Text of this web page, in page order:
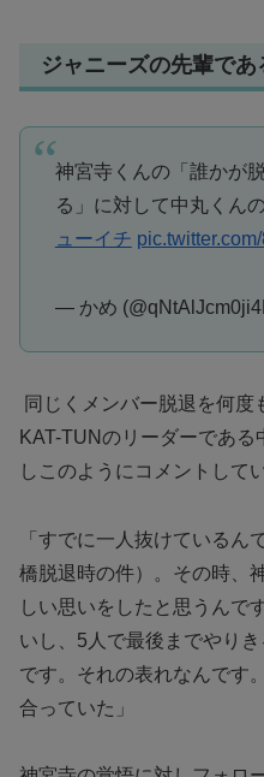
ジャニーズの先輩であ
神宮寺くんの「誰かが
る」に対して中丸くん
ューイチ
— かめ
同じくメンバー脱退を何度
KAT-TUNのリーダーであ
しこのようにコメントして
「すでに一人抜けているん
橋脱退時の件）。その時、
しい思いをしたと思うんで
いし、5人で最後までやり
です。それの表れなんです
合っていた」